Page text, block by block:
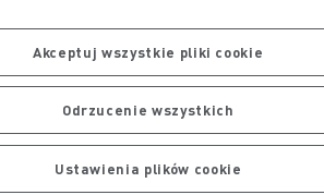
Akceptuj wszystkie pliki cookie
Odrzucenie wszystkich
Ustawienia plików cookie